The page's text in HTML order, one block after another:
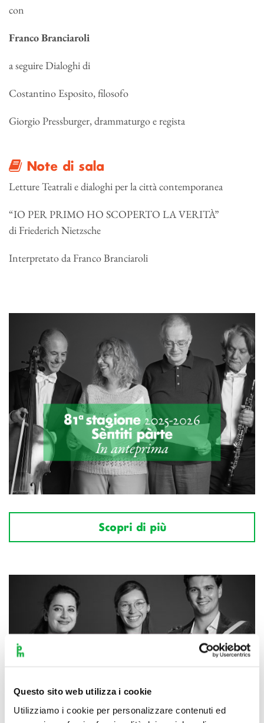
Questo sito web utilizza i cookie
Utilizziamo i cookie per personalizzare contenuti ed
con
Franco Branciaroli
a seguire Dialoghi di
Costantino Esposito, filosofo
Giorgio Pressburger, drammaturgo e regista
Note di sala
Letture Teatrali e dialoghi per la città contemporanea
“IO PER PRIMO HO SCOPERTO LA VERITÀ”
di Friederich Nietzsche
Interpretato da Franco Branciaroli
Scopri di più